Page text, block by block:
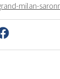
milan-